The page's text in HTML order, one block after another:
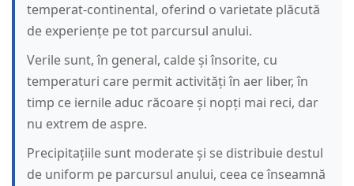
temperat-continental, oferind o varietate plăcută
de experiențe pe tot parcursul anului.
Verile sunt, în general, calde și însorite, cu
temperaturi care permit activități în aer liber, în
timp ce iernile aduc răcoare și nopți mai reci, dar
nu extrem de aspre.
Precipitațiile sunt moderate și se distribuie destul
de uniform pe parcursul anului, ceea ce înseamnă